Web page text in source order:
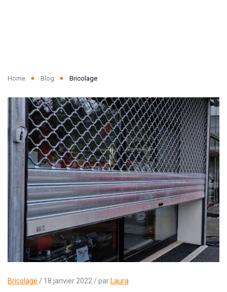
Home Blog Bricolage
Bricolage / 18 janvier 2022 / par Laura